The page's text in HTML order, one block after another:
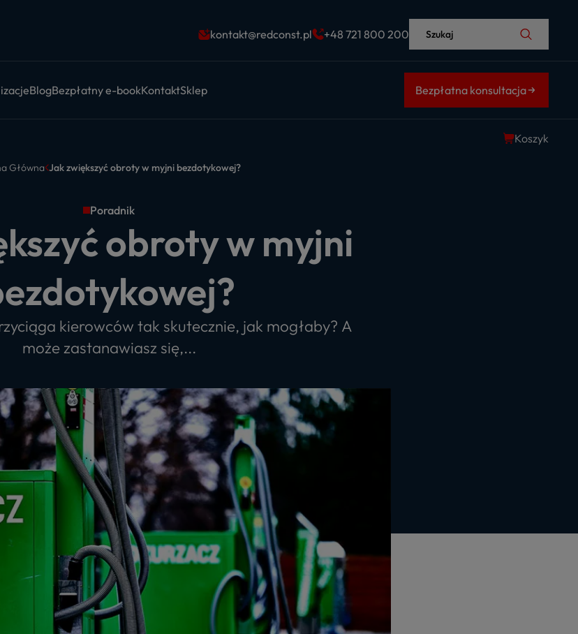
kontakt@redconst.pl +48 721 800 200 Szukaj
BlogBezpłatny e-bookKontaktSklep Bezpłatna konsultacja
Koszyk
Główna Jak zwiększyć obroty w myjni bezdotykowej?
Poradnik
obroty w myjni
kierowców tak skutecznie, jak mogłaby? A
może zastanawiasz się,...